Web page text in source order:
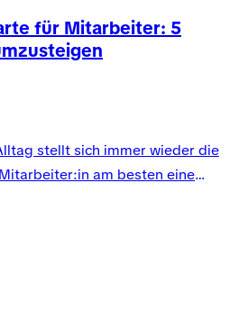
für Mitarbeiter: 5
stellt sich immer wieder die
am besten eine
einige andere Probleme